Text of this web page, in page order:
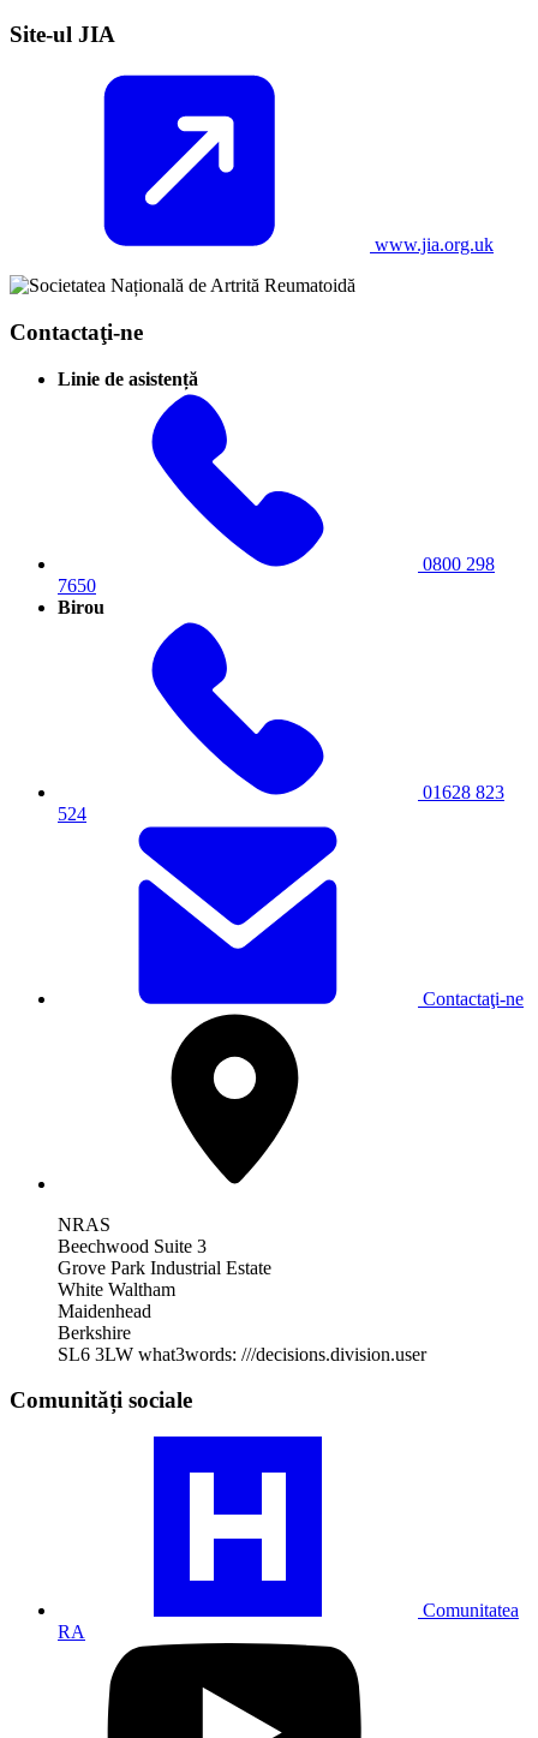
Site-ul JIA
www.jia.org.uk
Contactaţi-ne
Linie de asistență
0800 298
7650
Birou
01628 823
524
Contactaţi-ne
NRAS
Beechwood Suite 3
Grove Park Industrial Estate
White Waltham
Maidenhead
Berkshire
SL6 3LW what3words: ///decisions.division.user
Comunități sociale
Comunitatea
RA
profilul